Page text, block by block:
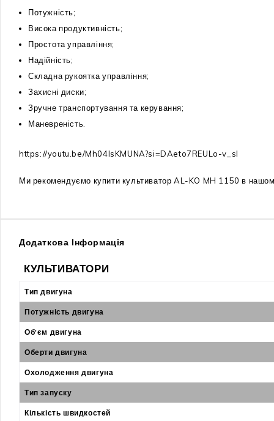
Потужність;
Висока продуктивність;
Простота управління;
Надійність;
Складна рукоятка управління;
Захисні диски;
Зручне транспортування та керування;
Маневреність.
https://youtu.be/Mh04IsKMUNA?si=DAeto7REULo-v_sI
Ми рекомендуємо купити культиватор AL-KO MH 1150 в
Додаткова Інформація
КУЛЬТИВАТОРИ
Тип двигуна
Потужність двигуна
Об'єм двигуна
Оберти двигуна
Охолодження двигуна
Тип запуску
Кількість швидкостей